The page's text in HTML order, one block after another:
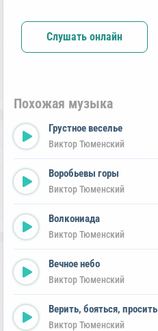
Слушать онлайн
Похожая музыка
Грустное веселье
Виктор Тюменский
Воробьевы горы
Виктор Тюменский
Волкониада
Виктор Тюменский
Вечное небо
Виктор Тюменский
Верить, бояться, просить
Виктор Тюменский